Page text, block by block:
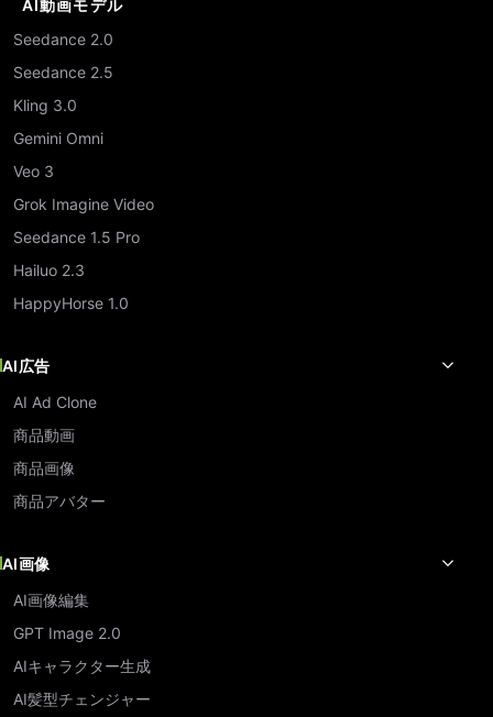
AI画像
AI画像編集
GPT Image 2.0
AIキャラクター生成
AI髪型チェンジャー
AI動画モデル
Seedance 2.0
Seedance 2.5
Kling 3.0
Gemini Omni
Veo 3
Grok Imagine Video
Seedance 1.5 Pro
Hailuo 2.3
HappyHorse 1.0
AI広告
AI Ad Clone
商品動画
商品画像
商品アバター